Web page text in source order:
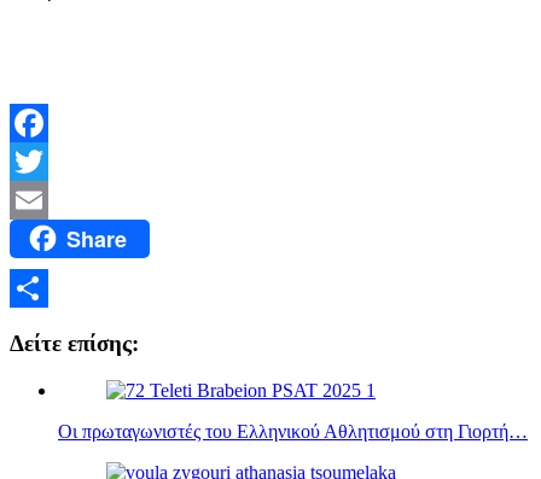
Facebook
Twitter
Email Share
Δείτε επίσης:
Οι πρωταγωνιστές του Ελληνικού Αθλητισμού στη Γιορτή…